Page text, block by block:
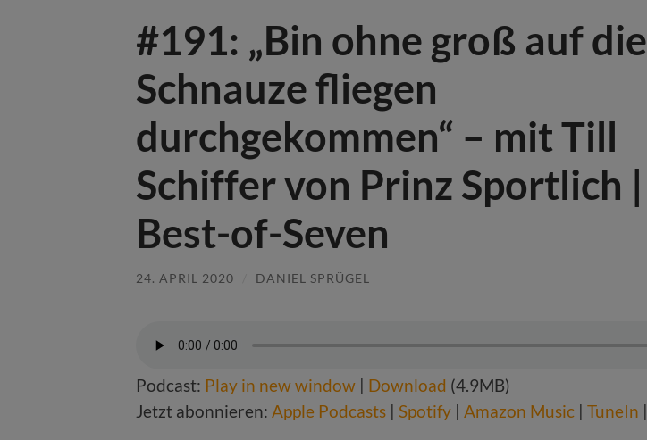
#191: „Bin ohne groß auf die
Schnauze fliegen
durchgekommen“ – mit Till
Schiffer von Prinz Sportlich |
Best-of-Seven
24. APRIL 2020 DANIEL SPRÜGEL
Podcast: Play in new window | Download (4.9MB)
Jetzt abonnieren: Apple Podcasts | Spotify | Amazon Music | TuneIn |